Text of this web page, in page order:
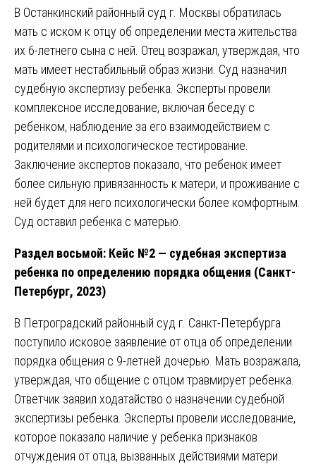
В Останкинский районный суд г. Москвы обратилась
мать с иском к отцу об определении места жительства
их 6-летнего сына с ней. Отец возражал, утверждая, что
мать имеет нестабильный образ жизни. Суд назначил
судебную экспертизу ребенка. Эксперты провели
комплексное исследование, включая беседу с
ребенком, наблюдение за его взаимодействием с
родителями и психологическое тестирование.
Заключение экспертов показало, что ребенок имеет
более сильную привязанность к матери, и проживание с
ней будет для него психологически более комфортным.
Суд оставил ребенка с матерью.
Раздел восьмой: Кейс №2 — судебная экспертиза
ребенка по определению порядка общения (Санкт-
Петербург, 2023)
В Петроградский районный суд г. Санкт-Петербурга
поступило исковое заявление от отца об определении
порядка общения с 9-летней дочерью. Мать возражала,
утверждая, что общение с отцом травмирует ребенка.
Ответчик заявил ходатайство о назначении судебной
экспертизы ребенка. Эксперты провели исследование,
которое показало наличие у ребенка признаков
отчуждения от отца, вызванных действиями матери.